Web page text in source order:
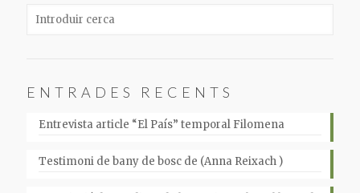
ENTRADES RECENTS
Entrevista article “El País” temporal Filomena
Testimoni de bany de bosc de (Anna Reixach )